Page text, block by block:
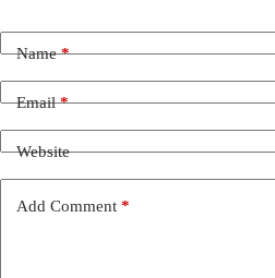
Name*
Email*
Website
Add Comment *